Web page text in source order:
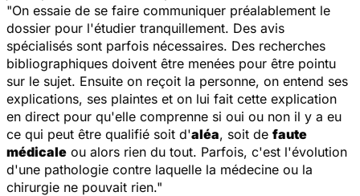
"On essaie de se faire communiquer préalablement le
dossier pour l'étudier tranquillement. Des avis
spécialisés sont parfois nécessaires. Des recherches
bibliographiques doivent être menées pour être pointu
sur le sujet. Ensuite on reçoit la personne, on entend ses
explications, ses plaintes et on lui fait cette explication
en direct pour qu'elle comprenne si oui ou non il y a eu
ce qui peut être qualifié soit d'aléa, soit de faute
médicale ou alors rien du tout. Parfois, c'est l'évolution
d'une pathologie contre laquelle la médecine ou la
chirurgie ne pouvait rien."